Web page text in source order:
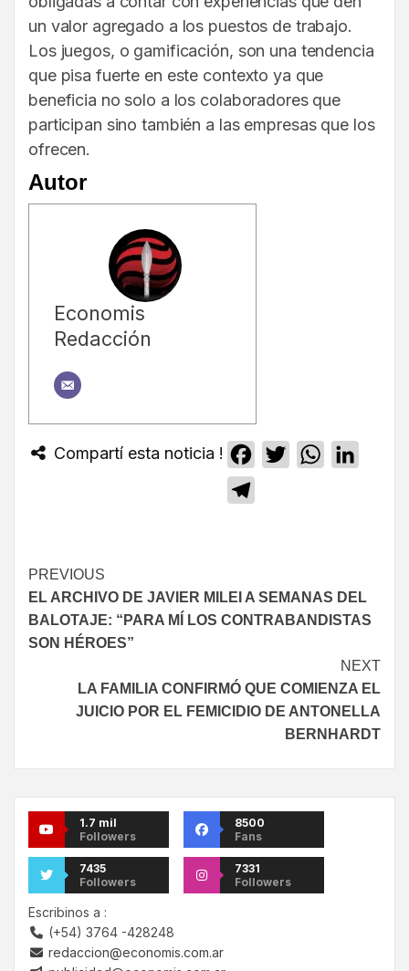
un valor agregado a los puestos de trabajo.
Los juegos, o gamificación, son una tendencia
que pisa fuerte en este contexto ya que
beneficia no solo a los colaboradores que
participan sino también a las empresas que los
ofrecen.
Autor
Economis
Redacción
Compartí esta noticia ! Facebook
TwitterWhatsApp
PREVIOUS
EL ARCHIVO DE JAVIER MILEI A SEMANAS DEL
BALOTAJE: “PARA MÍ LOS CONTRABANDISTAS
SON HÉROES”
NEXT
LA FAMILIA CONFIRMÓ QUE COMIENZA EL
JUICIO POR EL FEMICIDIO DE ANTONELLA
BERNHARDT
1.7 mil
Followers
8500
Fans
7435
Followers
7331
Followers
Escribinos a :
(+54) 3764 -428248
redaccion@economis.com.ar